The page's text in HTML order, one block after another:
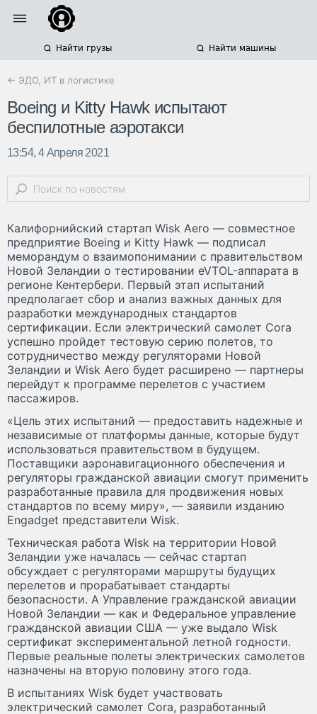
Найти грузы Найти машины
← ЭДО, ИТ в логистике
Boeing и Kitty Hawk испытают
беспилотные аэротакси
13:54, 4 Апреля 2021
Калифорнийский стартап Wisk Aero — совместное
предприятие Boeing и Kitty Hawk — подписал
меморандум о взаимопонимании с правительством
Новой Зеландии о тестировании eVTOL-аппарата в
регионе Кентербери. Первый этап испытаний
предполагает сбор и анализ важных данных для
разработки международных стандартов
сертификации. Если электрический самолет Cora
успешно пройдет тестовую серию полетов, то
сотрудничество между регуляторами Новой
Зеландии и Wisk Aero будет расширено — партнеры
перейдут к программе перелетов с участием
пассажиров.
«Цель этих испытаний — предоставить надежные и
независимые от платформы данные, которые будут
использоваться правительством в будущем.
Поставщики аэронавигационного обеспечения и
регуляторы гражданской авиации смогут применить
разработанные правила для продвижения новых
стандартов по всему миру», — заявили изданию
Engadget представители Wisk.
Техническая работа Wisk на территории Новой
Зеландии уже началась — сейчас стартап
обсуждает с регуляторами маршруты будущих
перелетов и прорабатывает стандарты
безопасности. А Управление гражданской авиации
Новой Зеландии — как и Федеральное управление
гражданской авиации США — уже выдало Wisk
сертификат экспериментальной летной годности.
Первые реальные полеты электрических самолетов
назначены на вторую половину этого года.
В испытаниях Wisk будет участвовать
электрический самолет Cora, разработанный